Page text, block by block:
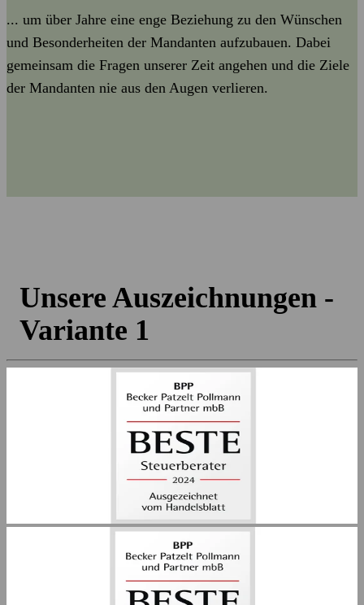
... um über Jahre eine enge Beziehung zu den Wünschen
und Besonderheiten der Mandanten aufzubauen. Dabei
gemeinsam die Fragen unserer Zeit angehen und die Ziele
der Mandanten nie aus den Augen verlieren.
Unsere Auszeichnungen -
Variante 1